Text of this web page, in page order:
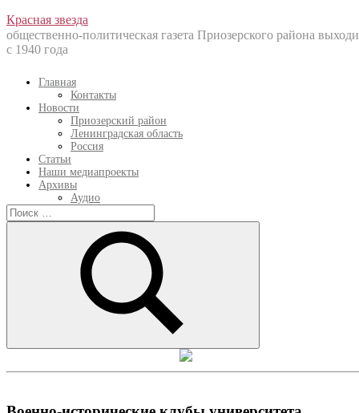
Перейти
к
содержанию
Красная звезда
общественно-политическая газета Приозерского района
с 1940 года
Главная
Контакты
Новости
Приозерский район
Ленинградская область
Россия
Статьи
Наши медиапроекты
Архивы
Аудио
Искать:
Искать